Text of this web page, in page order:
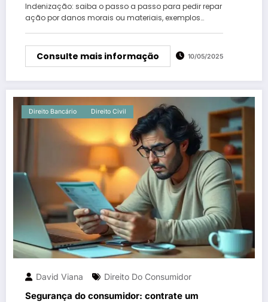
Indenização: saiba o passo a passo para pedir repar
ação por danos morais ou materiais, exemplos…
Consulte mais informação 10/05/2025
Direito Bancário Direito Civil
David Viana Direito Do Consumidor
Segurança do consumidor: contrate um